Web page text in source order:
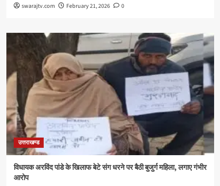
swarajtv.com February 21, 2026 0
उत्तराखण्ड
विधायक अरविंद पांडे के खिलाफ बेटे संग धरने पर बैठी बुजुर्ग महिला, लगाए गंभीर
आरोप